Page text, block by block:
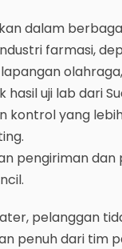
dalam
farmasi,
uji lab dari
kontrol yang
pengiriman
pelanggan
penuh dari tim